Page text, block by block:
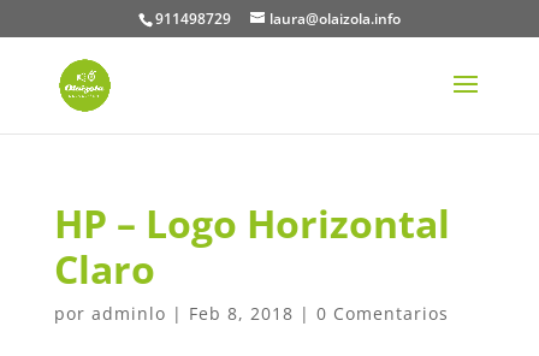
911498729 laura@olaizola.info
HP – Logo Horizontal
Claro
por adminlo | Feb 8, 2018 | 0 Comentarios